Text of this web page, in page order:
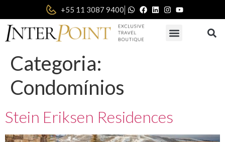
+55 11 3087 9400|
Categoria:
Condomínios
Stein Eriksen Residences